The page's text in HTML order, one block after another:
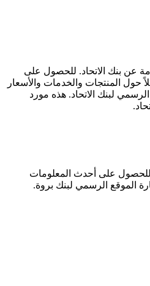
عن بنك الاتحاد. للحصول على
حول المنتجات والخدمات والأسعار
لبنك الاتحاد. هذه مورد
على أحدث المعلومات
الموقع الرسمي لبنك بروة.